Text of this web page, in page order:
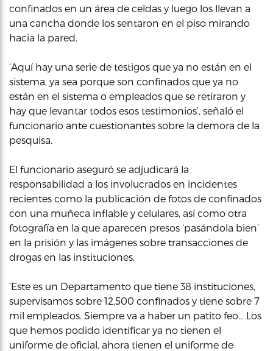
confinados en un área de celdas y luego los llevan a
una cancha donde los sentaron en el piso mirando
hacia la pared.
‘Aquí hay una serie de testigos que ya no están en el
sistema, ya sea porque son confinados que ya no
están en el sistema o empleados que se retiraron y
hay que levantar todos esos testimonios’, señaló el
funcionario ante cuestionantes sobre la demora de la
pesquisa.
El funcionario aseguró se adjudicará la
responsabilidad a los involucrados en incidentes
recientes como la publicación de fotos de confinados
con una muñeca inflable y celulares, así como otra
fotografía en la que aparecen presos ‘pasándola bien’
en la prisión y las imágenes sobre transacciones de
drogas en las instituciones.
‘Este es un Departamento que tiene 38 instituciones,
supervisamos sobre 12,500 confinados y tiene sobre 7
mil empleados. Siempre va a haber un patito feo… Los
que hemos podido identificar ya no tienen el
uniforme de oficial, ahora tienen el uniforme de